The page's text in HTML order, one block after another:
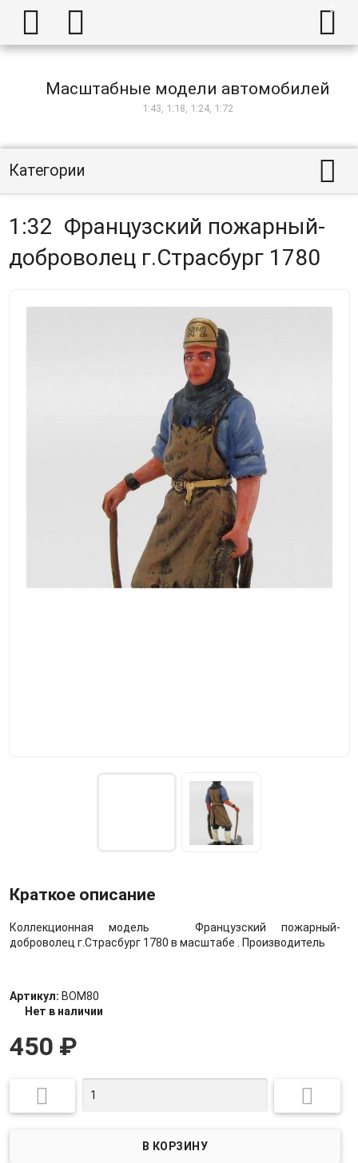
  
Масштабные модели автомобилей
1:43, 1:18, 1:24, 1:72
Категории 
1:32 Французский пожарный-
доброволец г.Страсбург 1780
Краткое описание
Коллекционная модель Французский пожарный-
доброволец г.Страсбург 1780 в масштабе . Производитель
Артикул: BOM80
Нет в наличии
450 ₽
 